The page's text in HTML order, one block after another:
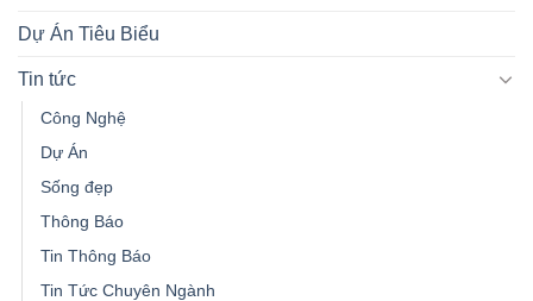
Dự Án Tiêu Biểu
Tin tức
Công Nghệ
Dự Án
Sống đẹp
Thông Báo
Tin Thông Báo
Tin Tức Chuyên Ngành